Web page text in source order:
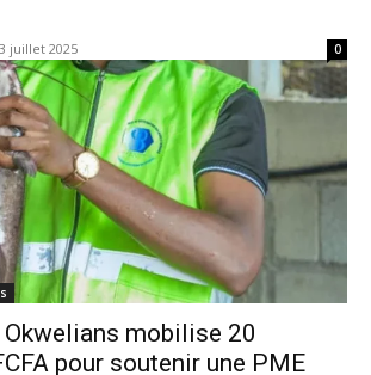
3 juillet 2025 0
mobilise 20
pour soutenir une PME